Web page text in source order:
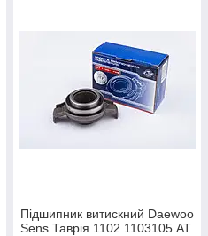
Підшипник витискний Daewoo
Sens Таврія 1102 1103105 AT